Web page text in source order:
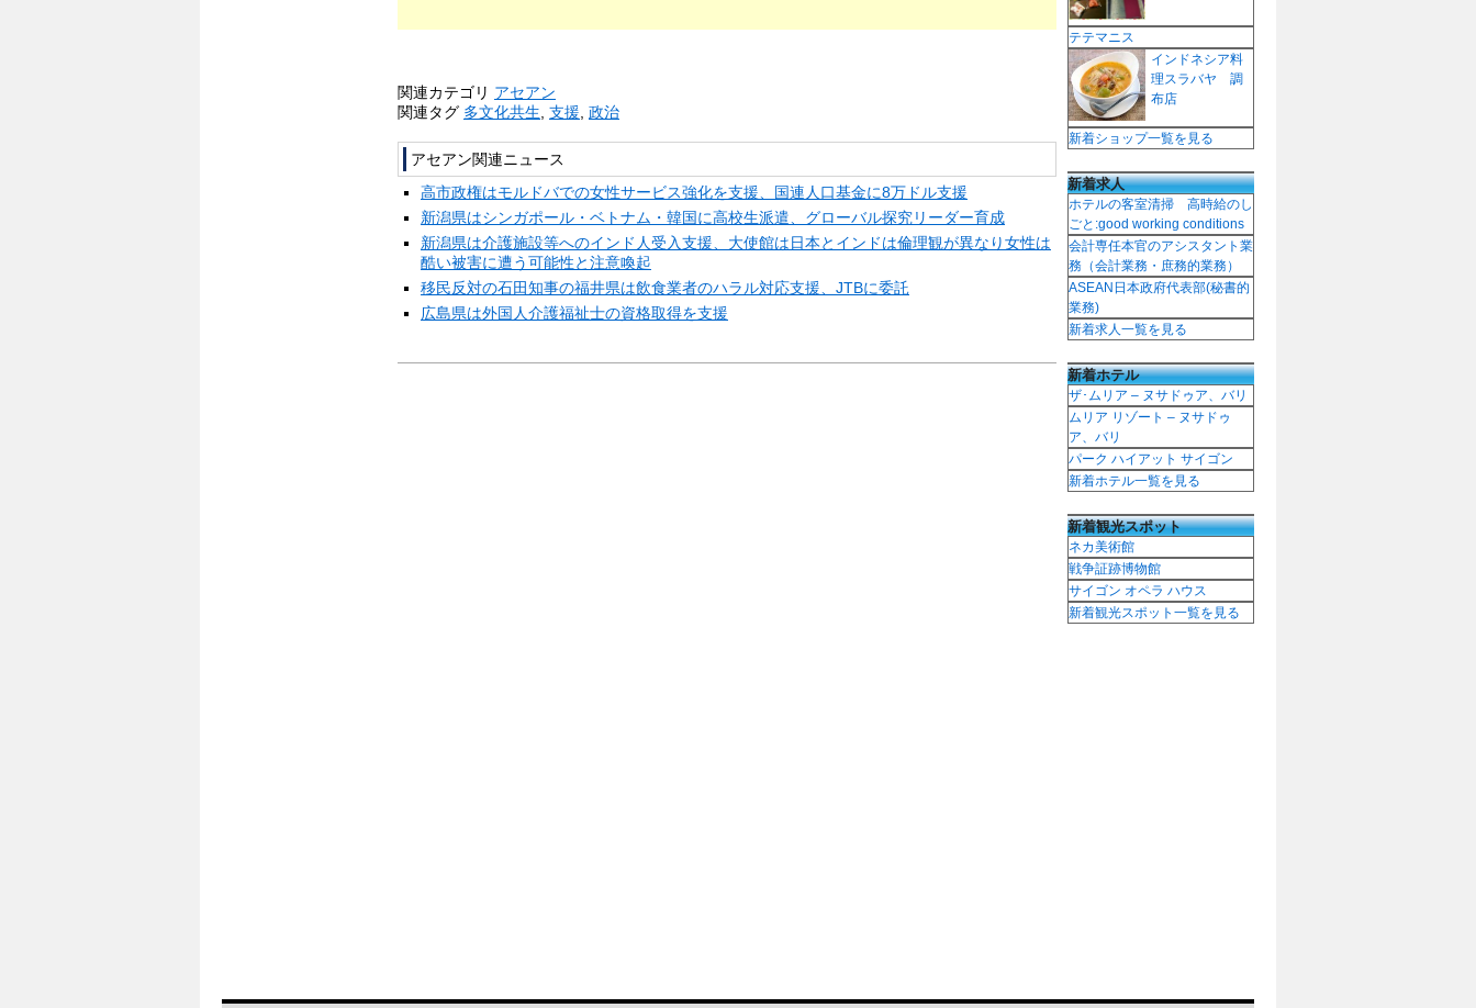
関連カテゴリ アセアン
関連タグ 多文化共生 支援 政治
アセアン関連ニュース
高市政権はモルドバでの女性サービス強化を支援、国連人口基金に8万ドル支援
新潟県はシンガポール・ベトナム・韓国に高校生派遣、グローバル探究リーダー育成
新潟県は介護施設等へのインド人受入支援、大使館は日本とインドは倫理観が異なり女性は
酷い被害に遭う可能性と注意喚起
移民反対の石田知事の福井県は飲食業者のハラル対応支援、JTBに委託
広島県は外国人介護福祉士の資格取得を支援
テテマニス
インドネシア料
理スラバヤ 調
布店
新着ショップ一覧を見る
新着求人
ホテルの客室清掃 高時給のし
ごと:good working conditions
会計専任本官のアシスタント業
務（会計業務・庶務的業務）
ASEAN日本政府代表部(秘書的
業務)
新着求人一覧を見る
新着ホテル
ザ･ムリア – ヌサドゥア、バリ
ムリア リゾート – ヌサドゥ
ア、バリ
パーク ハイアット サイゴン
新着ホテル一覧を見る
新着観光スポット
ネカ美術館
戦争証跡博物館
サイゴン オペラ ハウス
新着観光スポット一覧を見る